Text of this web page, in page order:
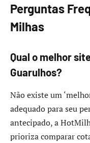
Perguntas
Milhas
Qual o melhor
Guarulhos?
Não existe um
adequado para seu
antecipado, a
prioriza comparar